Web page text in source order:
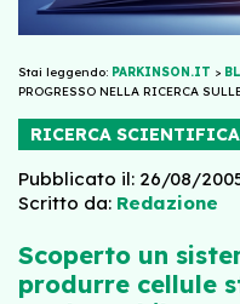
Stai leggendo: PARKINSON.IT >
PROGRESSO NELLA RICERCA
RICERCA SCIENTIFICA
Pubblicato il: 26/08/
Scritto da: Redazione
Scoperto un
produrre cellule